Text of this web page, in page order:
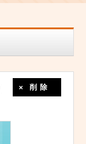
削除